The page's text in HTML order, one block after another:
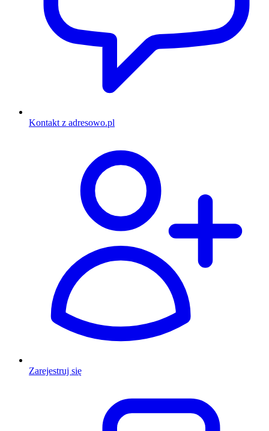
Kontakt z adresowo.pl
Zarejestruj się